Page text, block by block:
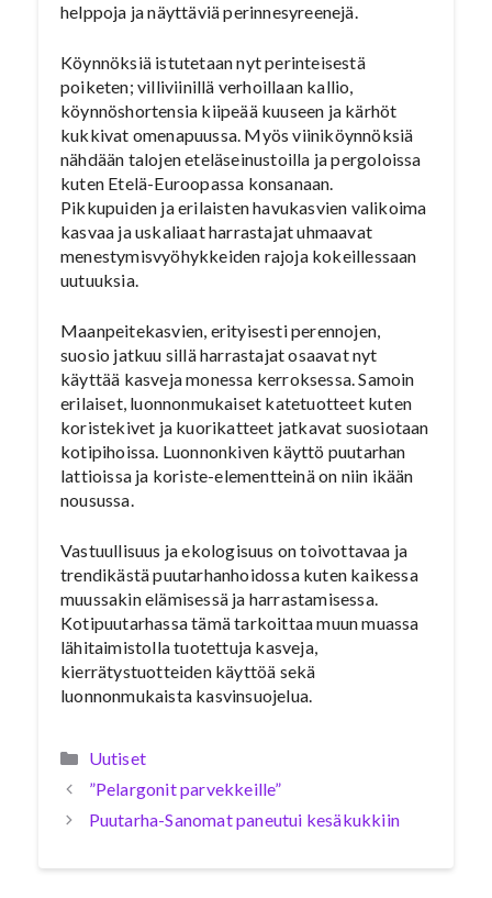
helppoja ja näyttäviä perinnesyreenejä.
Köynnöksiä istutetaan nyt perinteisestä
poiketen; villiviinillä verhoillaan kallio,
köynnöshortensia kiipeää kuuseen ja kärhöt
kukkivat omenapuussa. Myös viiniköynnöksiä
nähdään talojen eteläseinustoilla ja pergoloissa
kuten Etelä-Euroopassa konsanaan.
Pikkupuiden ja erilaisten havukasvien valikoima
kasvaa ja uskaliaat harrastajat uhmaavat
menestymisvyöhykkeiden rajoja kokeillessaan
uutuuksia.
Maanpeitekasvien, erityisesti perennojen,
suosio jatkuu sillä harrastajat osaavat nyt
käyttää kasveja monessa kerroksessa. Samoin
erilaiset, luonnonmukaiset katetuotteet kuten
koristekivet ja kuorikatteet jatkavat suosiotaan
kotipihoissa. Luonnonkiven käyttö puutarhan
lattioissa ja koriste-elementteinä on niin ikään
nousussa.
Vastuullisuus ja ekologisuus on toivottavaa ja
trendikästä puutarhanhoidossa kuten kaikessa
muussakin elämisessä ja harrastamisessa.
Kotipuutarhassa tämä tarkoittaa muun muassa
lähitaimistolla tuotettuja kasveja,
kierrätystuotteiden käyttöä sekä
luonnonmukaista kasvinsuojelua.
Kategoriat
Uutiset
”Pelargonit parvekkeille”
Puutarha-Sanomat paneutui kesäkukkiin